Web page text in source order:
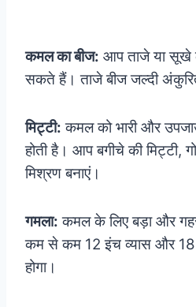
कमल का बीज: आप ताजे या सूखे
सकते हैं। ताजे बीज जल्दी
मिट्टी: कमल को भारी और
होती है। आप बगीचे की मिट्टी,
मिश्रण बनाएं।
गमला: कमल के लिए बड़ा और
कम से कम 12 इंच व्यास और 18
होगा।